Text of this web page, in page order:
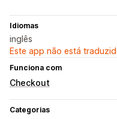
Idiomas
inglês
Este app não está
Funciona com
Checkout
Categorias